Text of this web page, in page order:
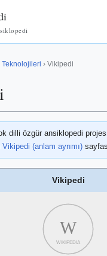
Teknolojileri › Vikipedi
dilli özgür ansiklopedi
Vikipedi (anlam ayrımı)
Vikipedi
W
WIKIPEDIA